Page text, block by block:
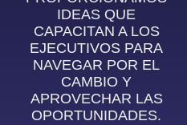
IDEAS QUE
CAPACITAN A LOS
EJECUTIVOS PARA
NAVEGAR POR EL
CAMBIO Y
APROVECHAR LAS
OPORTUNIDADES.